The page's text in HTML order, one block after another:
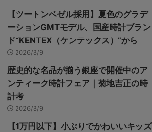
【ツートンベゼル採用】夏色のグラデ
ーションGMTモデル、国産時計ブラン
ド“KENTEX（ケンテックス）”から
2026/8/9
歴史的な名品が揃う銀座で開催中のア
ンティーク時計フェア｜菊地吉正の時
計考
2026/8/9
【1万円以下】小ぶりでかわいいキッズ